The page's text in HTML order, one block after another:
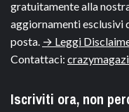
gratuitamente alla
aggiornamenti esclusivi
posta. → Leggi
Contattaci:
Iscriviti ora, non